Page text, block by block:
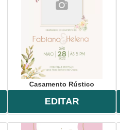
Casamento Rústico
EDITAR